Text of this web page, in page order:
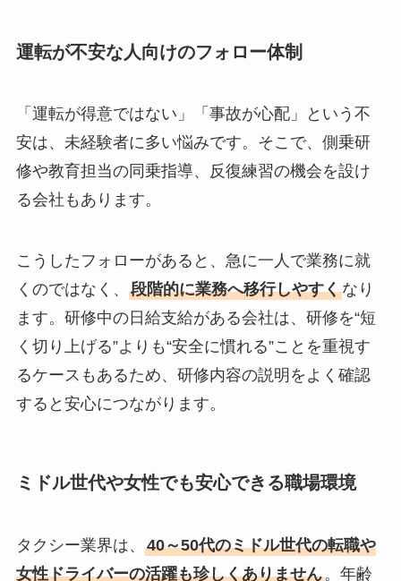
運転が不安な人向けのフォロー体制
「運転が得意ではない」「事故が心配」という不
安は、未経験者に多い悩みです。そこで、側乗研
修や教育担当の同乗指導、反復練習の機会を設け
る会社もあります。
こうしたフォローがあると、急に一人で業務に就
くのではなく、 段階的に業務へ移行しやすくなり
ます。研修中の日給支給がある会社は、研修を“短
く切り上げる”よりも“安全に慣れる”ことを重視す
るケースもあるため、研修内容の説明をよく確認
すると安心につながります。
ミドル世代や女性でも安心できる職場環境
タクシー業界は、 40～50代のミドル世代の転職や
女性ドライバーの活躍も珍しくありません。年齢